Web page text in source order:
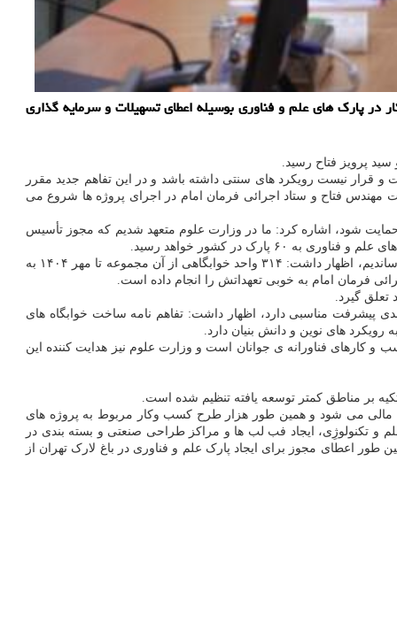
طبق تفاهم نامه همکاری وزارت علوم و ستاد اجرائی فرمان امام(ره) از 11 هزار واحد کسب وکار در پارک های علم و فناوری بوسیله اعطای تسهیلات و سرمایه گذاری
پرویز فتاح رسید.
قرار نیست رویکرد های سنتی داشته باشد و در این تفاهم جدید مقرر
مهندس فتاح و ستاد اجرائی فرمان امام در اجرای پروژه ها شروع می
شود، اشاره کرد: ما در وزارت علوم متعهد شدیم که مجوز تأسیس
در کشور خواهد رسید.
حسین سیمایی با اعلان اینکه تفاهم نامه ای را حدود ۲ ماه قبل درباب ساخت هزار واحد خوابگاه متأهلی دانشگاهی با ستاد اجرائی فرمان امام به امضا رساندیم، اظهار داشت: ۳۱۴ واحد خوابگاهی از آن مجموعه تا مهر ۱۴۰۴ به
فرمان امام به خوبی تعهداتش را انجام داده است.
تعلق گیرد.
پیشرفت مناسبی دارد، اظهار داشت: تفاهم نامه ساخت خوابگاه های
و کارهای فناورانه ی جوانان است و وزارت علوم نیز هدایت کننده این
بر مناطق کمتر توسعه یافته تنظیم شده است.
تامین مالی می شود و همین طور هزار طرح کسب وکار مربوط به پروژه های
و تکنولوژِی، ایجاد فب لب ها و مراکز طراحی صنعتی و بسته بندی در
طور اعطای مجوز برای ایجاد پارک علم و فناوری در باغ لارک تهران از